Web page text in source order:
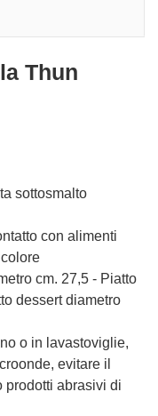
Thun
sottosmalto
con alimenti
cm. 27,5 - Piatto
dessert diametro
o in lavastoviglie,
evitare il
prodotti abrasivi di